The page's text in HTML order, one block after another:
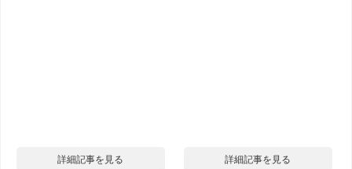
詳細記事を見る 詳細記事を見る